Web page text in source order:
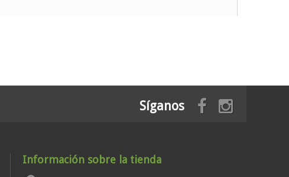
Síganos
Información sobre la tienda